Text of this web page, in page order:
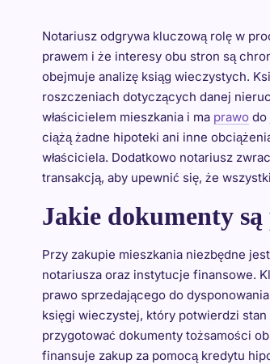
Notariusz odgrywa kluczową rolę w
prawem i że interesy obu stron są
obejmuje analizę ksiąg wieczystych.
roszczeniach dotyczących danej
właścicielem mieszkania i ma prawo do
ciążą żadne hipoteki ani inne
właściciela. Dodatkowo notariusz
transakcją, aby upewnić się, że
Jakie dokumenty
Przy zakupie mieszkania niezbędne
notariusza oraz instytucje finansowe.
prawo sprzedającego do
księgi wieczystej, który potwierdzi
przygotować dokumenty tożsamości
finansuje zakup za pomocą kredytu